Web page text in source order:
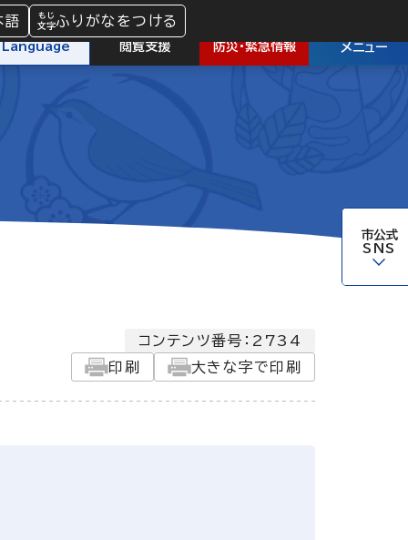
語 ふりがなをつける
Language 閲覧支援 防災・緊急情報 メニュー
市公式
SNS
コンテンツ番号：2734
印刷
大きな字で印刷